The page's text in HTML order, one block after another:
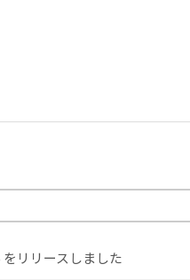
リリースしました